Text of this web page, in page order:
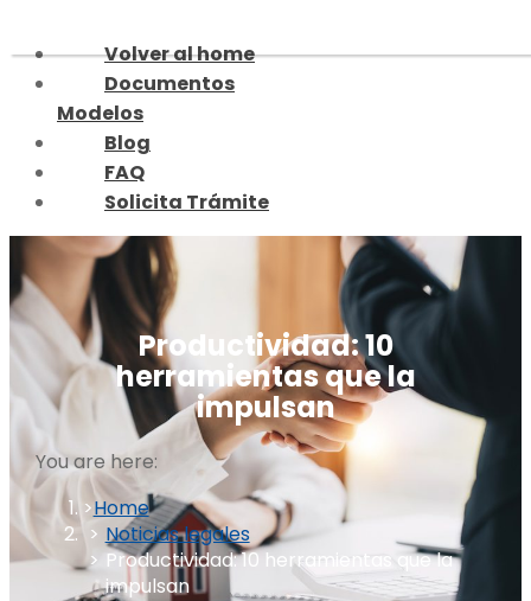
to
content
Volver al home
Documentos
Modelos
Blog
FAQ
Solicita Trámite
Productividad: 10
herramientas que la
impulsan
You are here:
Home
Noticias legales
Productividad: 10 herramientas que la
impulsan